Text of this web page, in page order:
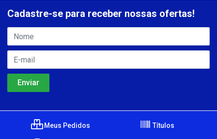
Cadastre-se para receber nossas ofertas!
Meus Pedidos Títulos